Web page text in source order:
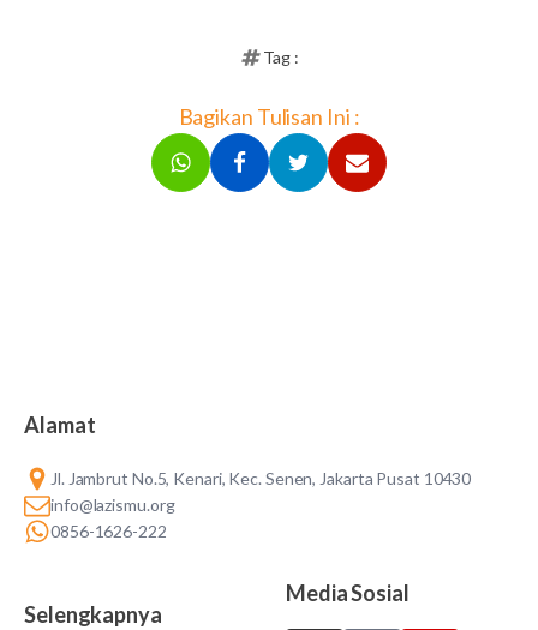
Tag :
Bagikan Tulisan Ini :
Alamat
Jl. Jambrut No.5, Kenari, Kec. Senen, Jakarta Pusat 10430
info@lazismu.org
0856-1626-222
Selengkapnya
Media Sosial